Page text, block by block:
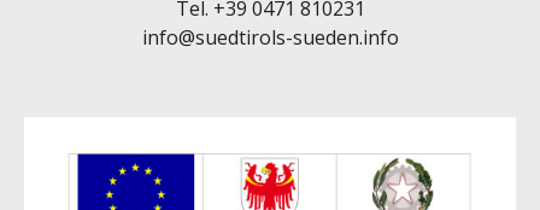
Tel. +39 0471 810231
info@suedtirols-sueden.info